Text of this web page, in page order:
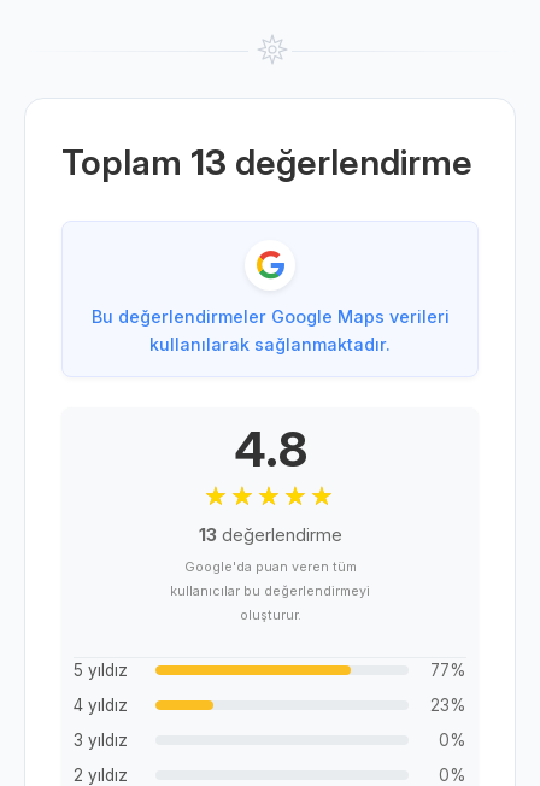
Toplam 13 değerlendirme
Bu değerlendirmeler Google Maps verileri
kullanılarak sağlanmaktadır.
4.8
13 değerlendirme
Google'da puan veren tüm
kullanıcılar bu değerlendirmeyi
oluşturur.
5 yıldız
77%
4 yıldız
23%
3 yıldız
0%
2 yıldız
0%